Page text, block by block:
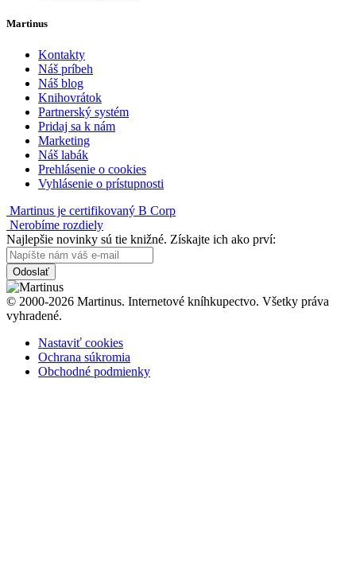
Martinus
Kontakty
Náš príbeh
Náš blog
Knihovrátok
Partnerský systém
Pridaj sa k nám
Marketing
Náš labák
Prehlásenie o cookies
Vyhlásenie o prístupnosti
Martinus je certifikovaný B Corp
Nerobíme rozdiely
Najlepšie novinky sú tie knižné. Získajte ich ako prví:
Odoslať
© 2000-2026 Martinus. Internetové kníhkupectvo. Všetky práva
vyhradené.
Nastaviť cookies
Ochrana súkromia
Obchodné podmienky